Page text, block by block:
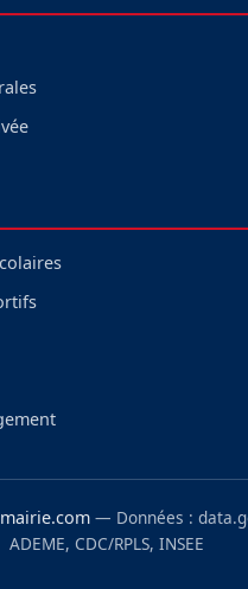
— Données :
ADEME, CDC/RPLS, INSEE